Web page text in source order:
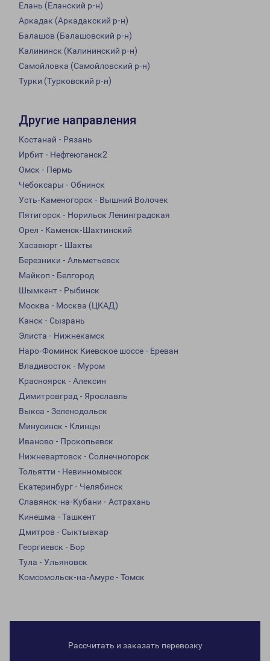
Елань (Еланский р-н)
Аркадак (Аркадакский р-н)
Балашов (Балашовский р-н)
Калининск (Калининский р-н)
Самойловка (Самойловский р-н)
Турки (Турковский р-н)
Другие направления
Костанай - Рязань
Ирбит - Нефтеюганск2
Омск - Пермь
Чебоксары - Обнинск
Усть-Каменогорск - Вышний Волочек
Пятигорск - Норильск Ленинградская
Орел - Каменск-Шахтинский
Хасавюрт - Шахты
Березники - Альметьевск
Майкоп - Белгород
Шымкент - Рыбинск
Москва - Москва (ЦКАД)
Канск - Сызрань
Элиста - Нижнекамск
Наро-Фоминск Киевское шоссе - Ереван
Владивосток - Муром
Красноярск - Алексин
Димитровград - Ярославль
Выкса - Зеленодольск
Минусинск - Клинцы
Иваново - Прокопьевск
Нижневартовск - Солнечногорск
Тольятти - Невинномысск
Екатеринбург - Челябинск
Славянск-на-Кубани - Астрахань
Кинешма - Ташкент
Дмитров - Сыктывкар
Георгиевск - Бор
Тула - Ульяновск
Комсомольск-на-Амуре - Томск
Рассчитать и заказать перевозку